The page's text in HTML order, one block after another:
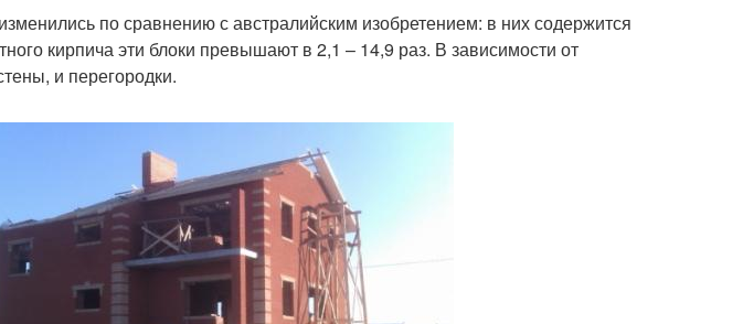
по сравнению с австралийским изобретением: в них содержится
кирпича эти блоки превышают в 2,1 – 14,9 раз. В зависимости от
и перегородки.